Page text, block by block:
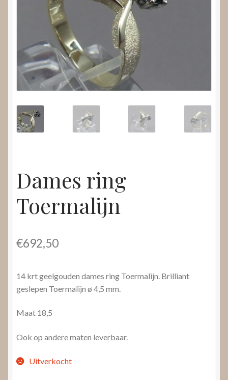
Dames ring
Toermalijn
€692,50
14 krt geelgouden dames ring Toermalijn. Brilliant
geslepen Toermalijn ø 4,5 mm.
Maat 18,5
Ook op andere maten leverbaar.
Uitverkocht